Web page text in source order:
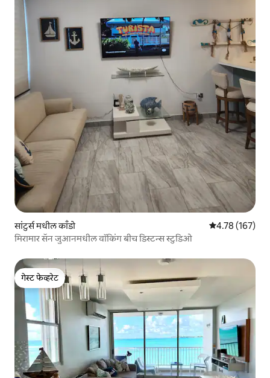
सांटुर्स मधील काँडो 5 पैकी 4.78
4.78 (167)
मिरामार सॅन जुआनमधील वॉकिंग बीच डिस्टन्स स्टुडिओ
गेस्ट फेव्हरेट
गेस्ट फेव्हरेट